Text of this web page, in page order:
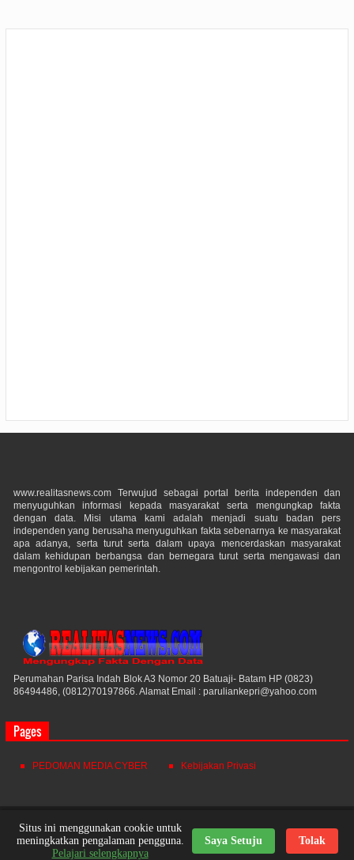
www.realitasnews.com Terwujud sebagai portal berita independen dan
menyuguhkan informasi kepada masyarakat serta mengungkap fakta
dengan data. Misi utama kami adalah menjadi suatu badan pers
independen yang berusaha menyuguhkan fakta sebenarnya ke masyarakat
apa adanya, serta turut serta dalam upaya mencerdaskan masyarakat
dalam kehidupan berbangsa dan bernegara turut serta mengawasi dan
mengontrol kebijakan pemerintah.
Perumahan Parisa Indah Blok A3 Nomor 20 Batuaji- Batam HP (0823)
86494486, (0812)70197866. Alamat Email : paruliankepri@yahoo.com
Pages
PEDOMAN MEDIA CYBER Kebijakan Privasi
Realitas News© 2021. All Rights Reserved.
Powered by Themes24x7 Nick Desain
Situs ini menggunakan cookie untuk
meningkatkan pengalaman pengguna.
Pelajari selengkapnya
Saya Setuju Tolak